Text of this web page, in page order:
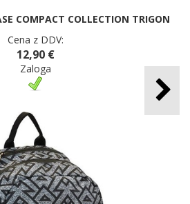
COMPACT COLLECTION TRIGON
Cena z DDV:
12,90 €
Zaloga